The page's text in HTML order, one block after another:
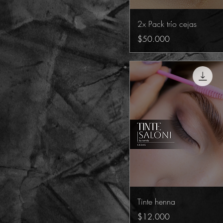
2x Pack trío cejas
Precio
$50.000
Tinte henna
Precio
$12.000